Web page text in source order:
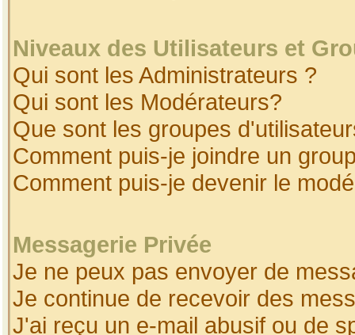
Niveaux des Utilisateurs et
Qui sont les Administrateurs ?
Qui sont les Modérateurs?
Que sont les groupes
Comment puis-je joindre un
Comment puis-je devenir le
Messagerie Privée
Je ne peux pas envoyer de
Je continue de recevoir des
J'ai reçu un e-mail abusif ou de